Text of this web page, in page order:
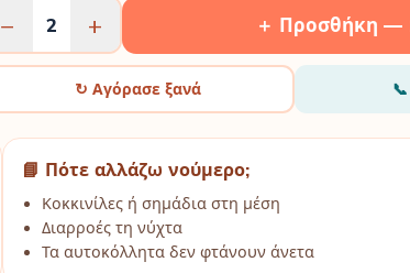
− 2 + ＋ Προσθήκη —
↻ Αγόρασε ξανά 📞
📘 Πότε αλλάζω νούμερο;
Κοκκινίλες ή σημάδια στη μέση
Διαρροές τη νύχτα
Τα αυτοκόλλητα δεν φτάνουν άνετα